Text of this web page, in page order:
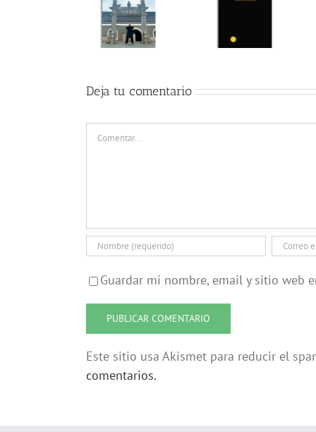
Deja tu comentario
Comentar
Guardar mi nombre, email y sitio web
Este sitio usa Akismet para reducir el
comentarios.